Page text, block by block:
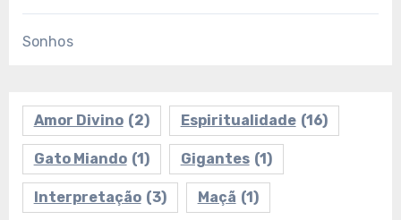
Sonhos
Amor Divino (2) Espiritualidade (16)
Gato Miando (1) Gigantes (1)
Interpretação (3) Maçã (1)